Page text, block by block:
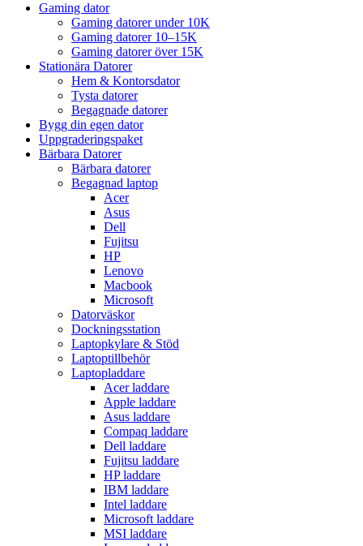
Gaming dator
Gaming datorer under 10K
Gaming datorer 10–15K
Gaming datorer över 15K
Stationära Datorer
Hem & Kontorsdator
Tysta datorer
Begagnade datorer
Bygg din egen dator
Uppgraderingspaket
Bärbara Datorer
Bärbara datorer
Begagnad laptop
Acer
Asus
Dell
Fujitsu
HP
Lenovo
Macbook
Microsoft
Datorväskor
Dockningsstation
Laptopkylare & Stöd
Laptoptillbehör
Laptopladdare
Acer laddare
Apple laddare
Asus laddare
Compaq laddare
Dell laddare
Fujitsu laddare
HP laddare
IBM laddare
Intel laddare
Microsoft laddare
MSI laddare